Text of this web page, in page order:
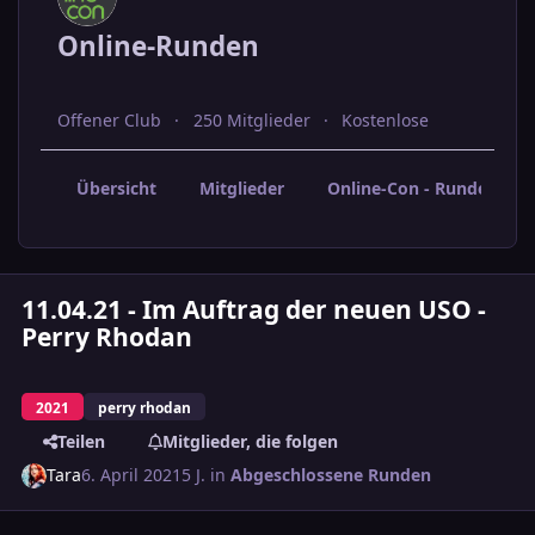
Online-Runden
Offener Club 250 Mitglieder Kostenlose
Übersicht Mitglieder Online-Con -
11.04.21 - Im Auftrag der neuen USO -
Perry Rhodan
2021 perry rhodan
Teilen
Mitglieder, die folgen
Tara6. April 2021 5 J. inAbgeschlossene Runden